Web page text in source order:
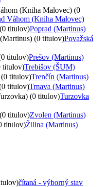
(Kniha Malovec) (0
Váhom (Kniha Malovec)
titulov)Poprad (Martinus)
(0 titulov)Považská
titulov)Prešov (Martinus)
titulov)Trebišov (ŠUM)
titulov)Trenčín (Martinus)
titulov)Trnava (Martinus)
(0 titulov)Turzovka
titulov)Zvolen (Martinus)
titulov)Žilina (Martinus)
čítaná - výborný stav